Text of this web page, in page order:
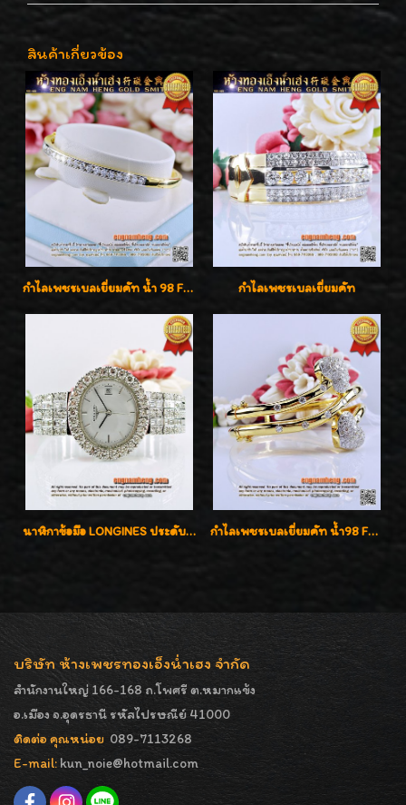
สินค้าเกี่ยวข้อง
กำไลเพชรเบลเยี่ยมคัท น้ำ 98 F-Color/VVS เพชร 22 เม็ด น้ำหนักเพชรรวม 1.97 กะรัต ตัวเรือนตัน หนาแข็งแรง เพชรสวย ขาวจั๊ว ทุกเม็ด เล่นไฟ่วิ้งสุดๆค่ะ เปิดราคาโปรโมชั่น ถูกสุดๆค่ะ กำไลเพชรเบลเยี่ยมคัท
นาฬิกาข้อมือ LONGINES ประดับเพชร 5.20 กะรัต ใส่เล่น ใส่ออกงานหรูหราไฮโซค่ะ กำไลเพชรเบลเยี่ยมคัท น้ำ98 F-Color/VVS น้ำหนักเพชรรวม 3.00 กะรัต สวยไม่ซ้ำใครค่ะ
บริษัท ห้างเพชรทองเอ็งน่ำเฮง จำกัด
สำนักงานใหญ่ 166-168 ถ.โพศรี ต.หมากแข้ง
อ.เมือง จ.อุดรธานี รหัสไปรษณีย์ 41000
ติดต่อ คุณหน่อย 089-7113268
E-mail: kun_noie@hotmail.com